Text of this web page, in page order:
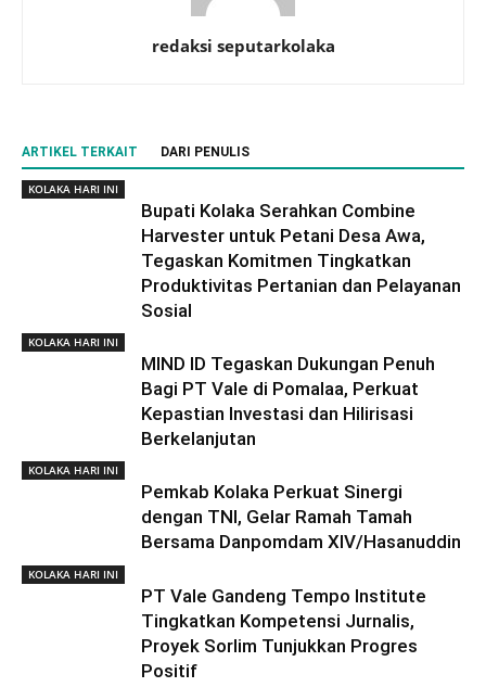
redaksi seputarkolaka
ARTIKEL TERKAIT DARI PENULIS
KOLAKA HARI INI
Bupati Kolaka Serahkan Combine
Harvester untuk Petani Desa Awa,
Tegaskan Komitmen Tingkatkan
Produktivitas Pertanian dan Pelayanan
Sosial
KOLAKA HARI INI
MIND ID Tegaskan Dukungan Penuh
Bagi PT Vale di Pomalaa, Perkuat
Kepastian Investasi dan Hilirisasi
Berkelanjutan
KOLAKA HARI INI
Pemkab Kolaka Perkuat Sinergi
dengan TNI, Gelar Ramah Tamah
Bersama Danpomdam XIV/Hasanuddin
KOLAKA HARI INI
PT Vale Gandeng Tempo Institute
Tingkatkan Kompetensi Jurnalis,
Proyek Sorlim Tunjukkan Progres
Positif